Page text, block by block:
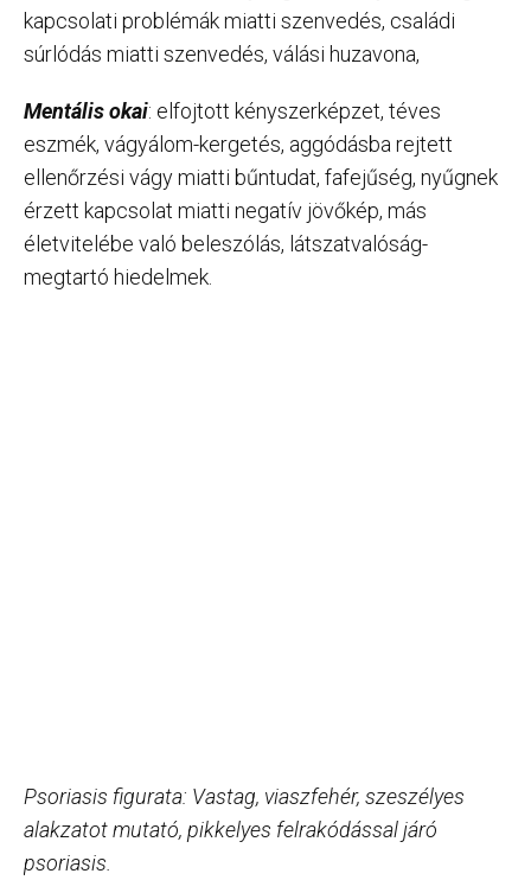
kapcsolati problémák miatti szenvedés, családi
súrlódás miatti szenvedés, válási huzavona,
Mentális okai: elfojtott kényszerképzet, téves
eszmék, vágyálom-kergetés, aggódásba rejtett
ellenőrzési vágy miatti bűntudat, fafejűség, nyűgnek
érzett kapcsolat miatti negatív jövőkép, más
életvitelébe való beleszólás, látszatvalóság-
megtartó hiedelmek.
Psoriasis figurata: Vastag, viaszfehér, szeszélyes
alakzatot mutató, pikkelyes felrakódással járó
psoriasis.